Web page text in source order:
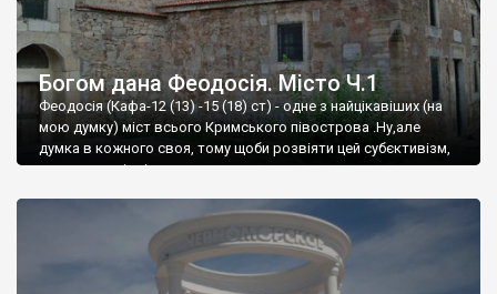
Богом дана Феодосія. Місто Ч.1
Феодосія (Кафа-12 (13) -15 (18) ст) - одне з найцікавіших (на
мою думку) міст всього Кримського півострова .Ну,але
думка в кожного своя, тому щоби розвіяти цей субєктивізм,
запрошую відвідати це